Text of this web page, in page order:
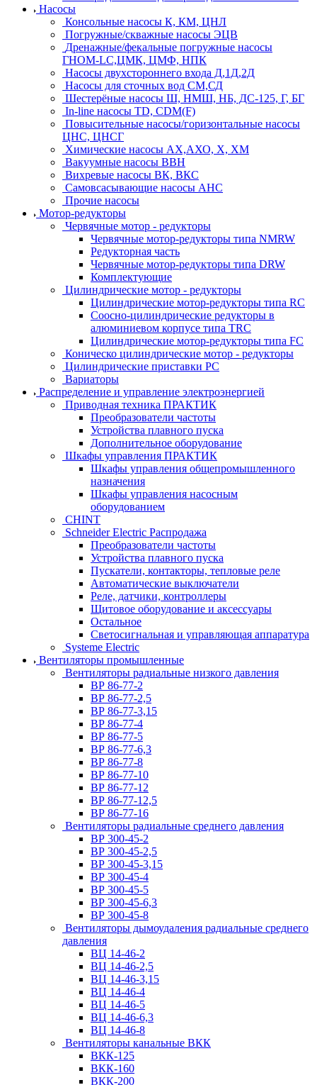
Насосы
Консольные насосы К, КМ, ЦНЛ
Погружные/скважные насосы ЭЦВ
Дренажные/фекальные погружные насосы
ГНОМ-LC,ЦМК, ЦМФ, НПК
Насосы двухстороннего входа Д,1Д,2Д
Насосы для сточных вод СМ,СД
Шестерёные насосы Ш, НМШ, НБ, ДС-125, Г, БГ
In-line насосы TD, CDM(F)
Повысительные насосы/горизонтальные насосы
ЦНС, ЦНСГ
Химические насосы АХ,АХО, Х, ХМ
Вакуумные насосы ВВН
Вихревые насосы ВК, ВКС
Самовсасывающие насосы АНС
Прочие насосы
Мотор-редукторы
Червячные мотор - редукторы
Червячные мотор-редукторы типа NMRW
Редукторная часть
Червячные мотор-редукторы типа DRW
Комплектующие
Цилиндрические мотор - редукторы
Цилиндрические мотор-редукторы типа RC
Соосно-цилиндрические редукторы в
алюминиевом корпусе типа TRC
Цилиндрические мотор-редукторы типа FC
Коническо цилиндрические мотор - редукторы
Цилиндрические приставки PC
Вариаторы
Распределение и управление электроэнергией
Приводная техника ПРАКТИК
Преобразователи частоты
Устройства плавного пуска
Дополнительное оборудование
Шкафы управления ПРАКТИК
Шкафы управления общепромышленного
назначения
Шкафы управления насосным
оборудованием
CHINT
Schneider Electric Распродажа
Преобразователи частоты
Устройства плавного пуска
Пускатели, контакторы, тепловые реле
Автоматические выключатели
Реле, датчики, контроллеры
Щитовое оборудование и аксессуары
Остальное
Светосигнальная и управляющая аппаратура
Systeme Electric
Вентиляторы промышленные
Вентиляторы радиальные низкого давления
ВР 86-77-2
ВР 86-77-2,5
ВР 86-77-3,15
ВР 86-77-4
ВР 86-77-5
ВР 86-77-6,3
ВР 86-77-8
ВР 86-77-10
ВР 86-77-12
ВР 86-77-12,5
ВР 86-77-16
Вентиляторы радиальные среднего давления
ВР 300-45-2
ВР 300-45-2,5
ВР 300-45-3,15
ВР 300-45-4
ВР 300-45-5
ВР 300-45-6,3
ВР 300-45-8
Вентиляторы дымоудаления радиальные среднего
давления
ВЦ 14-46-2
ВЦ 14-46-2,5
ВЦ 14-46-3,15
ВЦ 14-46-4
ВЦ 14-46-5
ВЦ 14-46-6,3
ВЦ 14-46-8
Вентиляторы канальные ВКК
ВКК-125
ВКК-160
ВКК-200